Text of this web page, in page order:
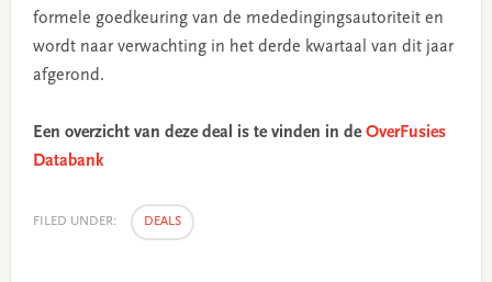
formele goedkeuring van de mededingingsautoriteit en
wordt naar verwachting in het derde kwartaal van dit jaar
afgerond.
Een overzicht van deze deal is te vinden in deOverFusies
Databank
FILED UNDER: DEALS